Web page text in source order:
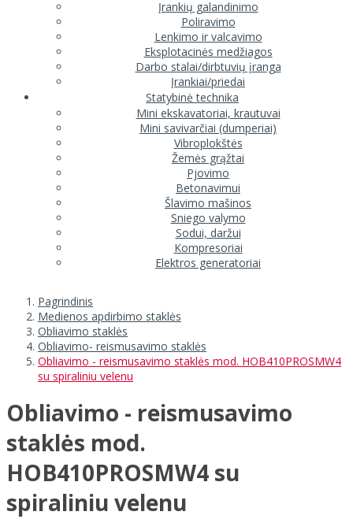
Įrankių galandinimo
Poliravimo
Lenkimo ir valcavimo
Eksplotacinės medžiagos
Darbo stalai/dirbtuvių įranga
Įrankiai/priedai
Statybinė technika
Mini ekskavatoriai, krautuvai
Mini savivarčiai (dumperiai)
Vibroplokštės
Žemės grąžtai
Pjovimo
Betonavimui
Šlavimo mašinos
Sniego valymo
Sodui, daržui
Kompresoriai
Elektros generatoriai
Pagrindinis
Medienos apdirbimo staklės
Obliavimo staklės
Obliavimo- reismusavimo staklės
Obliavimo - reismusavimo staklės mod. HOB410PROSMW4
su spiraliniu velenu
Obliavimo - reismusavimo
staklės mod.
HOB410PROSMW4 su
spiraliniu velenu